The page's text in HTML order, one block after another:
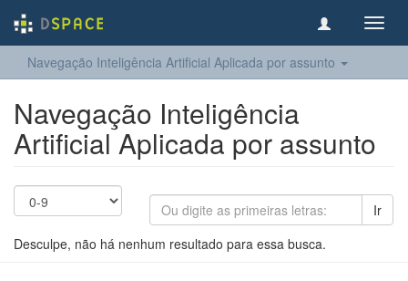
Navegação Inteligência Artificial Aplicada por assunto
Navegação Inteligência
Artificial Aplicada por assunto
Ir
Desculpe, não há nenhum resultado para essa busca.